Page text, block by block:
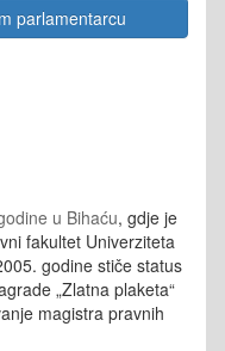
parlamentarcu
u Bihaću, gdje je
fakultet Univerziteta
godine stiče status
„Zlatna plaketa“
magistra pravnih